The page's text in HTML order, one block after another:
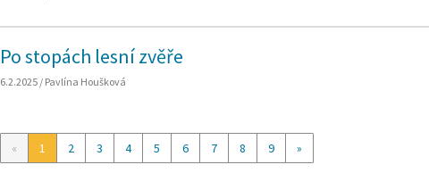
Po stopách lesní zvěře
6.2.2025 / Pavlína Houšková
« 1 2 3 4 5 6 7 8 9 »